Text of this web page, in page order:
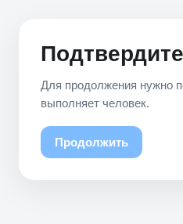
Для продолжения нужно
выполняет человек.
Продолжить